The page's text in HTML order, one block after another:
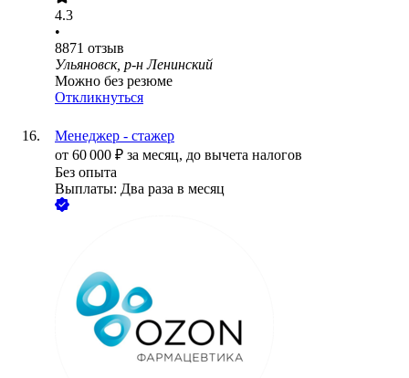
4.3
•
8871 отзыв
Ульяновск, р-н Ленинский
Можно без резюме
Откликнуться
Менеджер - стажер
от 60 000 ₽ за месяц, до вычета налогов
Без опыта
Выплаты: Два раза в месяц